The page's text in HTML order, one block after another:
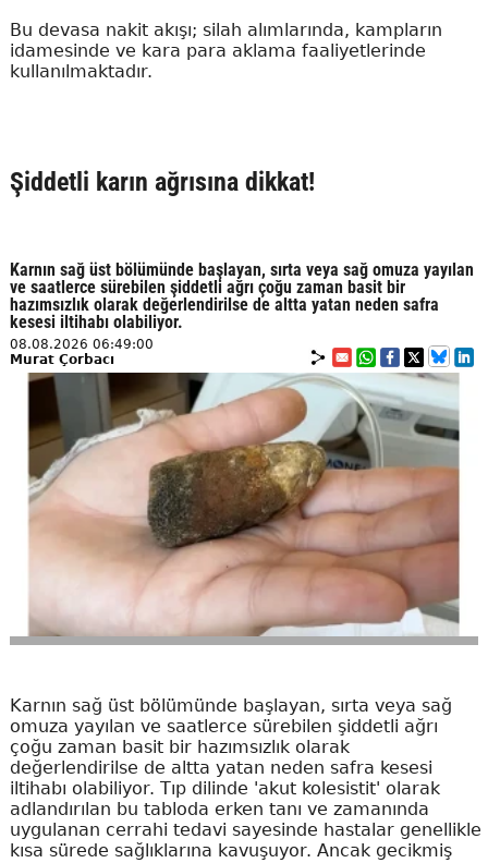
Bu devasa nakit akışı; silah alımlarında, kampların
idamesinde ve kara para aklama faaliyetlerinde
kullanılmaktadır.
Şiddetli karın ağrısına dikkat!
Karnın sağ üst bölümünde başlayan, sırta veya sağ omuza yayılan
ve saatlerce sürebilen şiddetli ağrı çoğu zaman basit bir
hazımsızlık olarak değerlendirilse de altta yatan neden safra
kesesi iltihabı olabiliyor.
08.08.2026 06:49:00
Murat Çorbacı
Karnın sağ üst bölümünde başlayan, sırta veya sağ
omuza yayılan ve saatlerce sürebilen şiddetli ağrı
çoğu zaman basit bir hazımsızlık olarak
değerlendirilse de altta yatan neden safra kesesi
iltihabı olabiliyor. Tıp dilinde 'akut kolesistit' olarak
adlandırılan bu tabloda erken tanı ve zamanında
uygulanan cerrahi tedavi sayesinde hastalar genellikle
kısa sürede sağlıklarına kavuşuyor. Ancak gecikmiş